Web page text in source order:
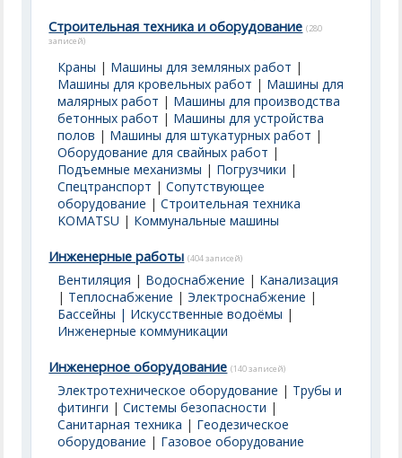
Строительная техника и оборудование (280
записей)
Краны | Машины для земляных работ |
Машины для кровельных работ | Машины для
малярных работ | Машины для производства
бетонных работ | Машины для устройства
полов | Машины для штукатурных работ |
Оборудование для свайных работ |
Подъемные механизмы | Погрузчики |
Спецтранспорт |Сопутствующее
оборудование |Строительная техника
KOMATSU | Коммунальные машины
Инженерные работы (404 записей)
Вентиляция | Водоснабжение | Канализация
| Теплоснабжение |Электроснабжение |
Бассейны | Искусственные водоёмы |
Инженерные коммуникации
Инженерное оборудование (140 записей)
Электротехническое оборудование | Трубы и
фитинги |Системы безопасности |
Санитарная техника | Геодезическое
оборудование | Газовое оборудование